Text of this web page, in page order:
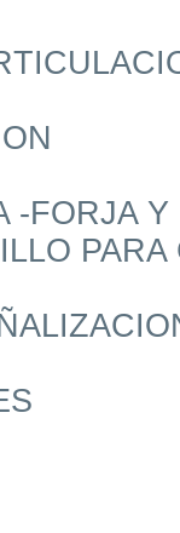
-FORJA
PARA